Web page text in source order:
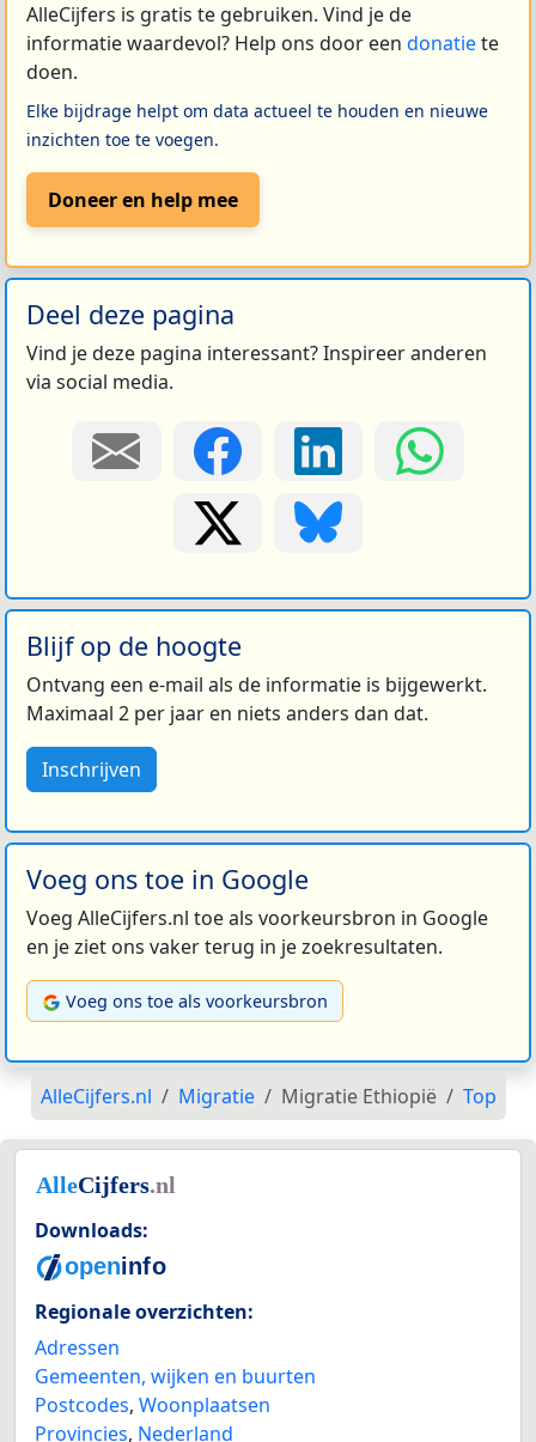
AlleCijfers is gratis te gebruiken. Vind je de
informatie waardevol? Help ons door een donatiete
doen.
Elke bijdrage helpt om data actueel te houden en nieuwe
inzichten toe te voegen.
Doneer en help mee
Deel deze pagina
Vind je deze pagina interessant? Inspireer anderen
via social media.
Blijf op de hoogte
Ontvang een e-mail als de informatie is bijgewerkt.
Maximaal 2 per jaar en niets anders dan dat.
Inschrijven
Voeg ons toe in Google
Voeg AlleCijfers.nl toe als voorkeursbron in Google
en je ziet ons vaker terug in je zoekresultaten.
Voeg ons toe als voorkeursbron
AlleCijfers.nl Migratie Migratie Ethiopië Top
Downloads:
Regionale overzichten:
Adressen
Gemeenten, wijken en buurten
Postcodes, Woonplaatsen
Provincies, Nederland